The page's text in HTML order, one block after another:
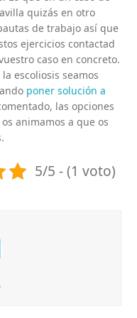
quizás en otro
de trabajo así que
ejercicios contactad
caso en concreto.
escoliosis seamos
poner solución a
las opciones
animamos a que os
5/5 - (1 voto)